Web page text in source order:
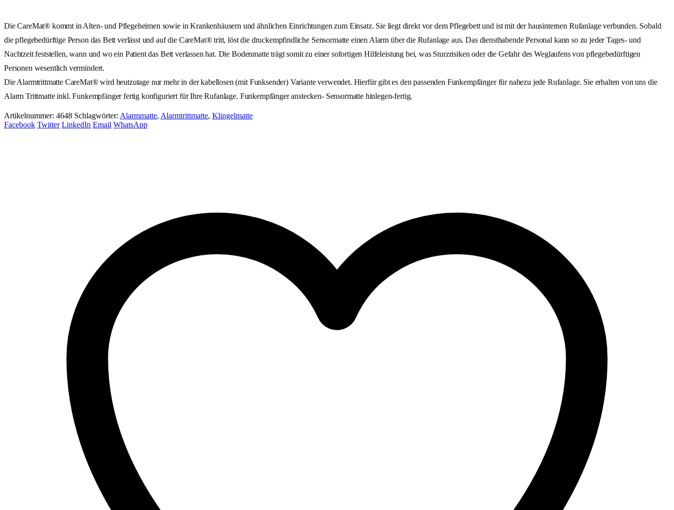
Die CareMat® kommt in Alten- und Pflegeheimen sowie in Krankenhäusern und ähnlichen Einrichtungen zum Einsatz. Sie liegt direkt vor dem Pflegebett und ist mit der hausinternen Rufanlage verbunden. Sobald
die pflegebedürftige Person das Bett verlässt und auf die CareMat® tritt, löst die druckempfindliche Sensormatte einen Alarm über die Rufanlage aus. Das diensthabende Personal kann so zu jeder Tages- und
Nachtzeit feststellen, wann und wo ein Patient das Bett verlassen hat. Die Bodenmatte trägt somit zu einer sofortigen Hilfeleistung bei, was Sturzrisiken oder die Gefahr des Weglaufens von pflegebedürftigen
Personen wesentlich vermindert.
Die Alarmtrittmatte CareMat® wird heutzutage nur mehr in der kabellosen (mit Funksender) Variante verwendet. Hierfür gibt es den passenden Funkempfänger für nahezu jede Rufanlage. Sie erhalten von uns die
Alarm Trittmatte inkl. Funkempfänger fertig konfiguriert für Ihre Rufanlage. Funkempfänger anstecken- Sensormatte hinlegen-fertig.
Artikelnummer: 4648 Schlagwörter: Alarmmatte, Alarmtrittmatte, Klingelmatte
Facebook Twitter LinkedIn Email WhatsApp